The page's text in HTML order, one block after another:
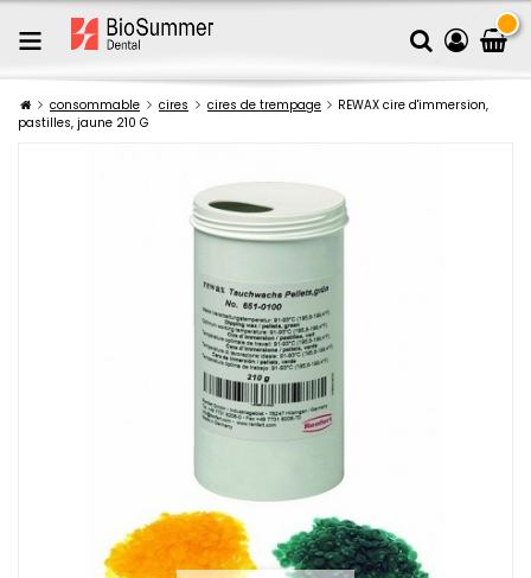
consommable cires cires de trempage
REWAX cire d'immersion,
pastilles, jaune 210 G